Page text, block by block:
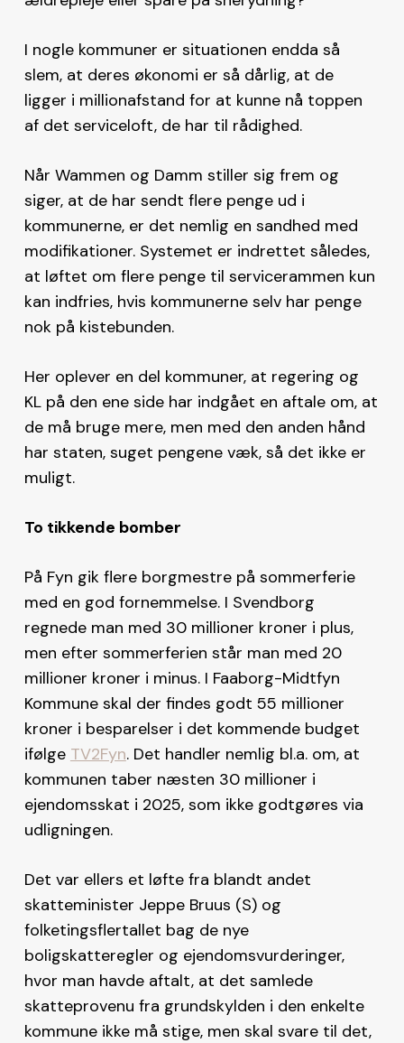
I nogle kommuner er situationen endda så
slem, at deres økonomi er så dårlig, at de
ligger i millionafstand for at kunne nå toppen
af det serviceloft, de har til rådighed.
Når Wammen og Damm stiller sig frem og
siger, at de har sendt flere penge ud i
kommunerne, er det nemlig en sandhed med
modifikationer. Systemet er indrettet således,
at løftet om flere penge til servicerammen kun
kan indfries, hvis kommunerne selv har penge
nok på kistebunden.
Her oplever en del kommuner, at regering og
KL på den ene side har indgået en aftale om, at
de må bruge mere, men med den anden hånd
har staten, suget pengene væk, så det ikke er
muligt.
To tikkende bomber
På Fyn gik flere borgmestre på sommerferie
med en god fornemmelse. I Svendborg
regnede man med 30 millioner kroner i plus,
men efter sommerferien står man med 20
millioner kroner i minus. I Faaborg-Midtfyn
Kommune skal der findes godt 55 millioner
kroner i besparelser i det kommende budget
ifølge TV2Fyn. Det handler nemlig bl.a. om, at
kommunen taber næsten 30 millioner i
ejendomsskat i 2025, som ikke godtgøres via
udligningen.
Det var ellers et løfte fra blandt andet
skatteminister Jeppe Bruus (S) og
folketingsflertallet bag de nye
boligskatteregler og ejendomsvurderinger,
hvor man havde aftalt, at det samlede
skatteprovenu fra grundskylden i den enkelte
kommune ikke må stige, men skal svare til det,